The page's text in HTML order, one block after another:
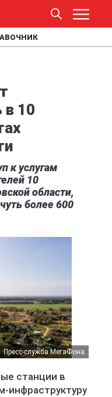
в 10
к услугам
10
области,
более 600
Пресс-служба МегаФона
станции в
инфраструктуру